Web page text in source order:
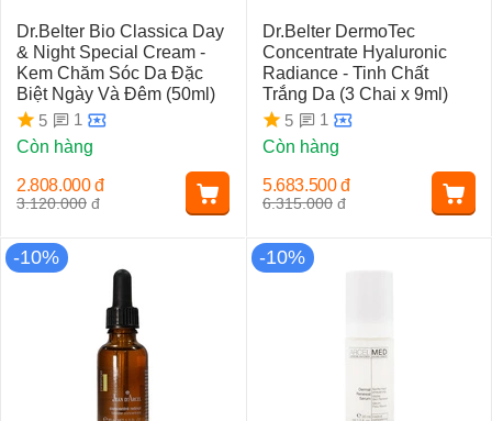
Dr.Belter Bio Classica Day
& Night Special Cream -
Kem Chăm Sóc Da Đặc
Biệt Ngày Và Đêm (50ml)
5
1
Còn hàng
3.120.000 đ
2.808.000 đ
Dr.Belter DermoTec
Concentrate Hyaluronic
Radiance - Tinh Chất
Trắng Da (3 Chai x 9ml)
5
1
Còn hàng
6.315.000 đ
5.683.500 đ
-10% -10%